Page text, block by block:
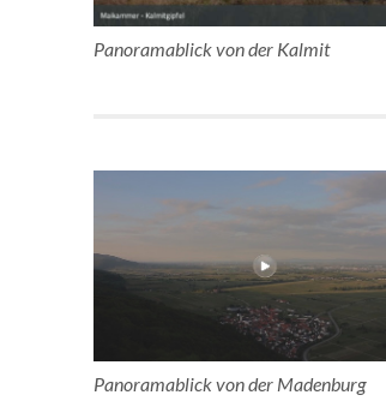
Panoramablick von der Kalmit
Panoramablick von der Madenburg